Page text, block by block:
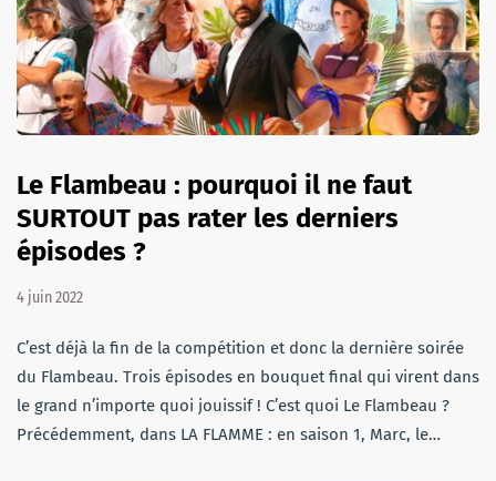
Le Flambeau : pourquoi il ne faut
SURTOUT pas rater les derniers
épisodes ?
4 juin 2022
C’est déjà la fin de la compétition et donc la dernière soirée
du Flambeau. Trois épisodes en bouquet final qui virent dans
le grand n’importe quoi jouissif ! C’est quoi Le Flambeau ?
Précédemment, dans LA FLAMME : en saison 1, Marc, le…